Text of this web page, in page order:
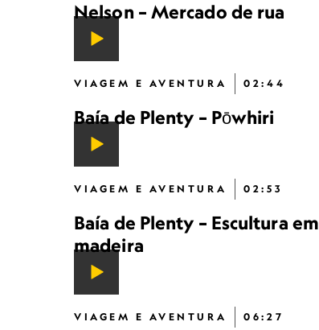
Nelson – Mercado de rua
VIAGEM E AVENTURA 02:44
Baía de Plenty – Pōwhiri
VIAGEM E AVENTURA 02:53
Baía de Plenty – Escultura em
madeira
VIAGEM E AVENTURA 06:27